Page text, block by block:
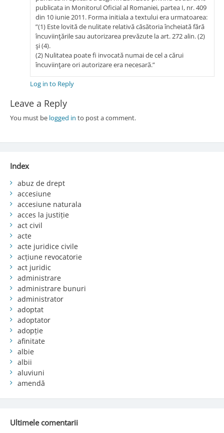
publicata in Monitorul Oficial al Romaniei, partea I, nr. 409
din 10 iunie 2011. Forma initiala a textului era urmatoarea:
”(1) Este lovită de nulitate relativă căsătoria încheiată fără
încuviinţările sau autorizarea prevăzute la art. 272 alin. (2)
şi (4).
(2) Nulitatea poate fi invocată numai de cel a cărui
încuviinţare ori autorizare era necesară.”
Log in to Reply
Leave a Reply
You must be logged in to post a comment.
Index
abuz de drept
accesiune
accesiune naturala
acces la justiție
act civil
acte
acte juridice civile
acțiune revocatorie
act juridic
administrare
administrare bunuri
administrator
adoptat
adoptator
adopție
afinitate
albie
albii
aluviuni
amendă
Ultimele comentarii